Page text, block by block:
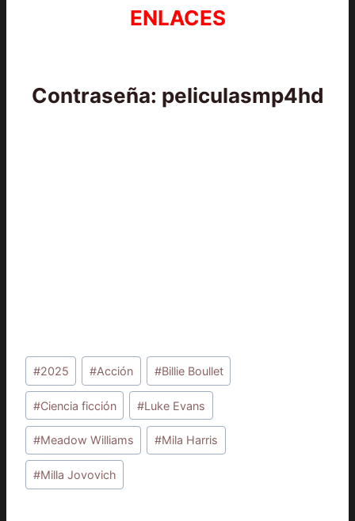
ENLACES
Contraseña: peliculasmp4hd
Etiquetas
de
la
entrada:
#2025 #Acción #Billie Boullet
#Ciencia ficción #Luke Evans
#Meadow Williams #Mila Harris
#Milla Jovovich